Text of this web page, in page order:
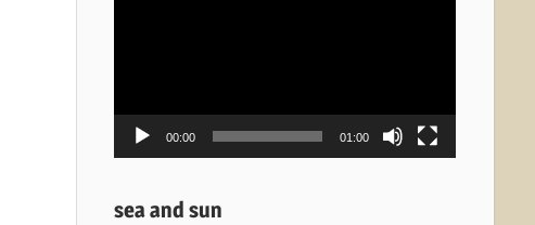
00:00 01:00
sea and sun